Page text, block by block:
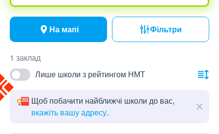
На мапі Фільтри
1 заклад
Лише школи з рейтингом НМТ
Щоб побачити найближчі школи до вас,
вкажіть вашу адресу.